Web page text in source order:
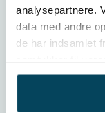
analysepartnere.
data med andre
de har indsamlet
anvende vores
En dygtig
kreativt design